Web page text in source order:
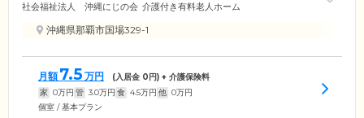
社会福祉法人 沖縄にじの会 介護付き有料老人ホーム
沖縄県那覇市国場329-1
月額 7.5 万円 (入居金 0円) + 介護保険料
家 0万円 管 3.0万円 食 4.5万円 他 0万円
個室 / 基本プラン